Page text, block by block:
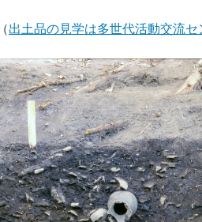
出土品の見学は多世代活動交流セ